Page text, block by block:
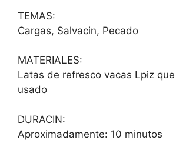
TEMAS:
Cargas, Salvacin, Pecado
MATERIALES:
Latas de refresco vacas Lpiz
usado
DURACIN:
Aproximadamente: 10 minutos